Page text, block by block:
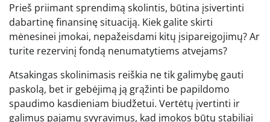
Prieš priimant sprendimą skolintis, būtina įsivertinti
dabartinę finansinę situaciją. Kiek galite skirti
mėnesinei įmokai, nepažeisdami kitų įsipareigojimų? Ar
turite rezervinį fondą nenumatytiems atvejams?
Atsakingas skolinimasis reiškia ne tik galimybę gauti
paskolą, bet ir gebėjimą ją grąžinti be papildomo
spaudimo kasdieniam biudžetui. Vertėtų įvertinti ir
galimus pajamų svyravimus, kad įmokos būtų stabiliai